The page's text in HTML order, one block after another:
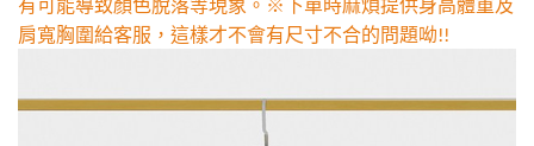
肩寬胸圍給客服，這樣才不會有尺寸不合的問題呦!!